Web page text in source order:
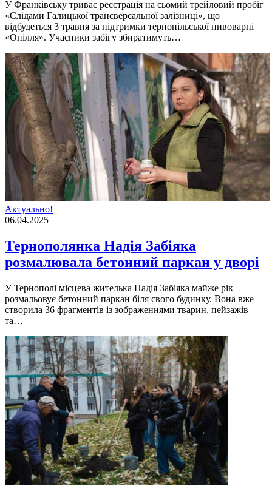
У Франківську триває реєстрація на сьомий трейловий пробіг
«Слідами Галицької трансверсальної залізниці», що
відбудеться 3 травня за підтримки тернопільської пивоварні
«Опілля». Учасники забігу збиратимуть…
Актуально!
06.04.2025
Тернополянка Надія Забіяка
розмалювала бетонний паркан у дворі
У Тернополі місцева жителька Надія Забіяка майже рік
розмальовує бетонний паркан біля свого будинку. Вона вже
створила 36 фрагментів із зображеннями тварин, пейзажів
та…